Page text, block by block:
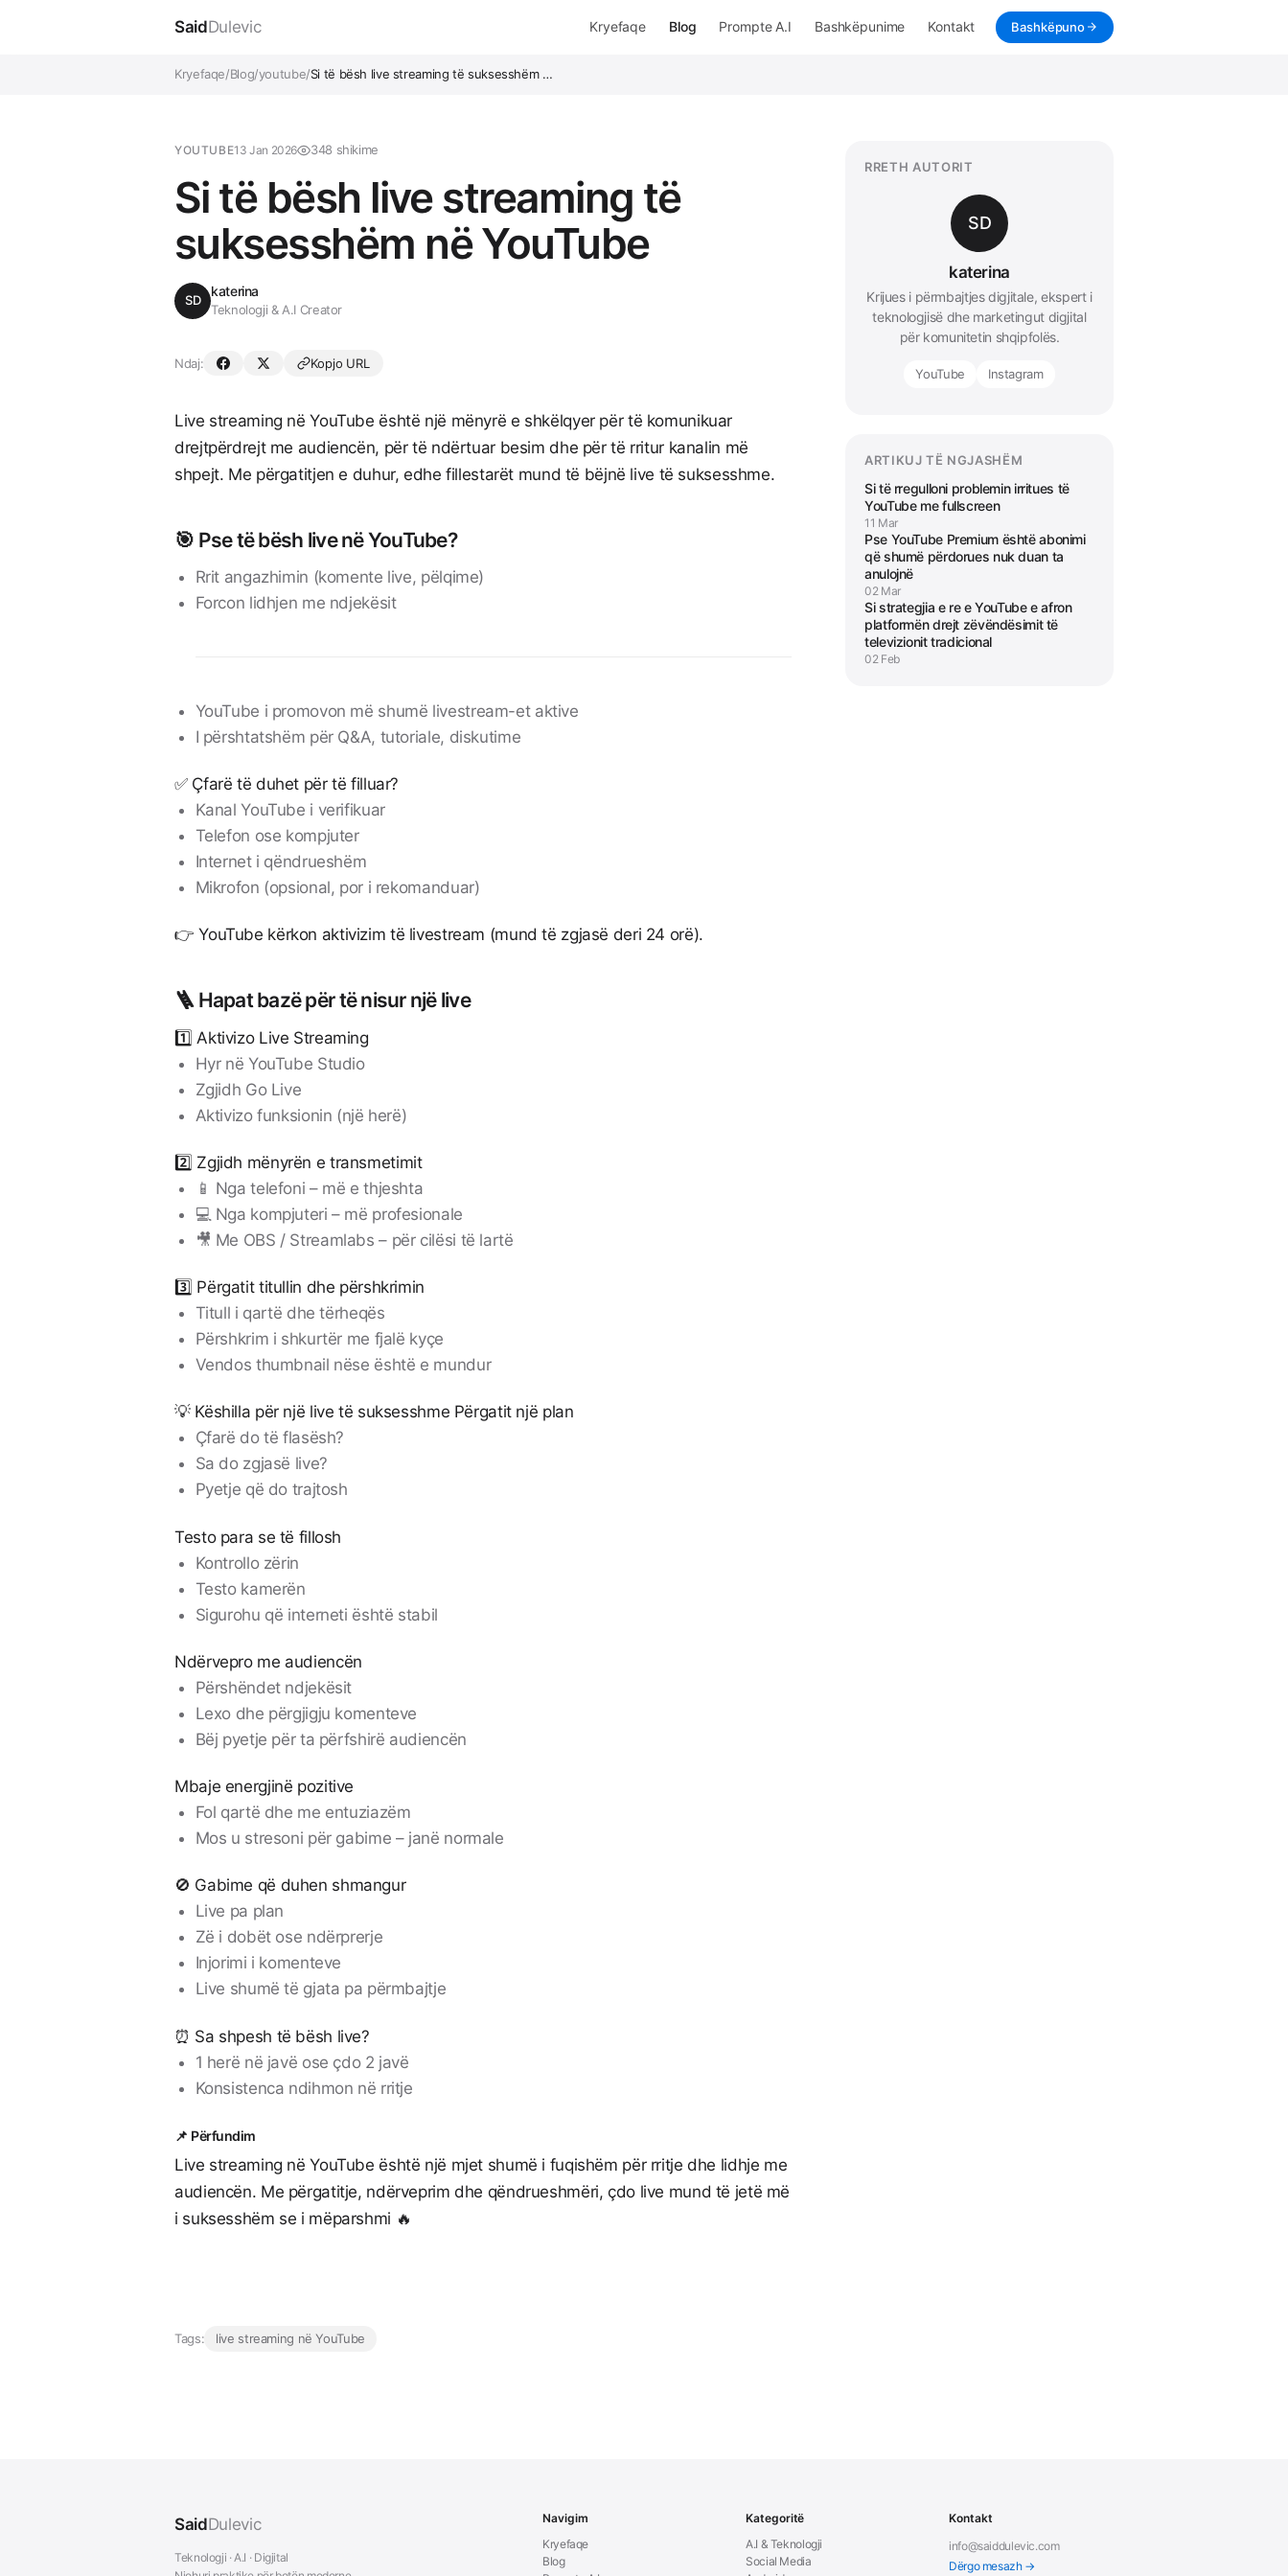
SaidDulevic Kryefaqe Blog Prompte A.I Bashkëpunime Kontakt Bashkëpuno
Kryefaqe/Blog/youtube/Si të bësh live streaming të suksesshëm …
YOUTUBE13 Jan 2026 348 shikime
Si të bësh live streaming të
suksesshëm në YouTube
SD
katerina
Teknologji & A.I Creator
Ndaj: Kopjo URL
Live streaming në YouTube është një mënyrë e shkëlqyer për të komunikuar
drejtpërdrejt me audiencën, për të ndërtuar besim dhe për të rritur kanalin më
shpejt. Me përgatitjen e duhur, edhe fillestarët mund të bëjnë live të suksesshme.
🎯 Pse të bësh live në YouTube?
Rrit angazhimin (komente live, pëlqime)
Forcon lidhjen me ndjekësit
YouTube i promovon më shumë livestream-et aktive
I përshtatshëm për Q&A, tutoriale, diskutime
✅ Çfarë të duhet për të filluar?
Kanal YouTube i verifikuar
Telefon ose kompjuter
Internet i qëndrueshëm
Mikrofon (opsional, por i rekomanduar)
👉 YouTube kërkon aktivizim të livestream (mund të zgjasë deri 24 orë).
🪜 Hapat bazë për të nisur një live
1️⃣ Aktivizo Live Streaming
Hyr në YouTube Studio
Zgjidh Go Live
Aktivizo funksionin (një herë)
2️⃣ Zgjidh mënyrën e transmetimit
📱 Nga telefoni – më e thjeshta
💻 Nga kompjuteri – më profesionale
🎥 Me OBS / Streamlabs – për cilësi të lartë
3️⃣ Përgatit titullin dhe përshkrimin
Titull i qartë dhe tërheqës
Përshkrim i shkurtër me fjalë kyçe
Vendos thumbnail nëse është e mundur
💡 Këshilla për një live të suksesshme Përgatit një plan
Çfarë do të flasësh?
Sa do zgjasë live?
Pyetje që do trajtosh
Testo para se të fillosh
Kontrollo zërin
Testo kamerën
Sigurohu që interneti është stabil
Ndërvepro me audiencën
Përshëndet ndjekësit
Lexo dhe përgjigju komenteve
Bëj pyetje për ta përfshirë audiencën
Mbaje energjinë pozitive
Fol qartë dhe me entuziazëm
Mos u stresoni për gabime – janë normale
🚫 Gabime që duhen shmangur
Live pa plan
Zë i dobët ose ndërprerje
Injorimi i komenteve
Live shumë të gjata pa përmbajtje
⏰ Sa shpesh të bësh live?
1 herë në javë ose çdo 2 javë
Konsistenca ndihmon në rritje
📌 Përfundim
Live streaming në YouTube është një mjet shumë i fuqishëm për rritje dhe lidhje me
audiencën. Me përgatitje, ndërveprim dhe qëndrueshmëri, çdo live mund të jetë më
i suksesshëm se i mëparshmi 🔥
Tags: live streaming në YouTube
RRETH AUTORIT
SD
katerina
Krijues i përmbajtjes digjitale, ekspert i
teknologjisë dhe marketingut digjital
për komunitetin shqipfolës.
YouTube Instagram
ARTIKUJ TË NGJASHËM
Si të rregulloni problemin irritues të
YouTube me fullscreen
11 Mar
Pse YouTube Premium është abonimi
që shumë përdorues nuk duan ta
anulojnë
02 Mar
Si strategjia e re e YouTube e afron
platformën drejt zëvëndësimit të
televizionit tradicional
02 Feb
SaidDulevic
Teknologji · A.I · Digjital
Navigim
Kryefaqe
Blog
Kategoritë
A.I & Teknologji
Social Media
Kontakt
info@saiddulevic.com
Dërgo mesazh →